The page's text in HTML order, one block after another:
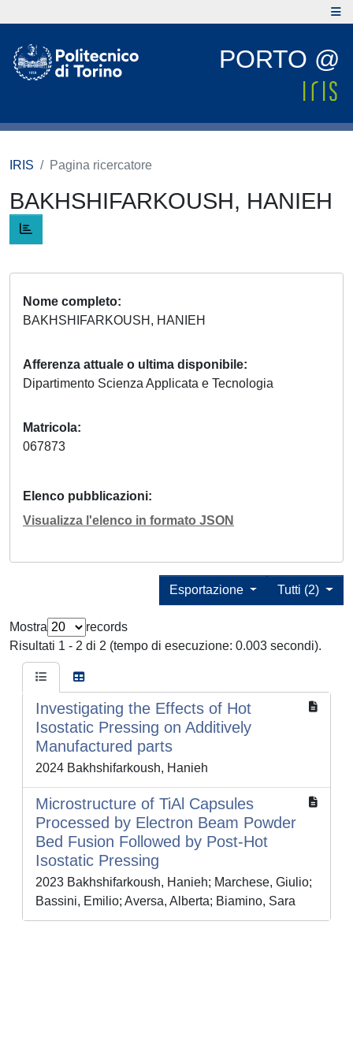
PORTO @
IRIS Pagina ricercatore
BAKHSHIFARKOUSH, HANIEH
Nome completo
BAKHSHIFARKOUSH, HANIEH
Afferenza attuale o ultima disponibile
Dipartimento Scienza Applicata e Tecnologia
Matricola
067873
Elenco pubblicazioni
Visualizza l'elenco in formato JSON
Tutti (2)
Esportazione
Mostra
records
Risultati 1 - 2 di 2 (tempo di esecuzione: 0.003 secondi).
Investigating the Effects of Hot
Isostatic Pressing on Additively
Manufactured parts
2024 Bakhshifarkoush, Hanieh
Microstructure of TiAl Capsules
Processed by Electron Beam Powder
Bed Fusion Followed by Post-Hot
Isostatic Pressing
2023 Bakhshifarkoush, Hanieh; Marchese, Giulio;
Bassini, Emilio; Aversa, Alberta; Biamino, Sara